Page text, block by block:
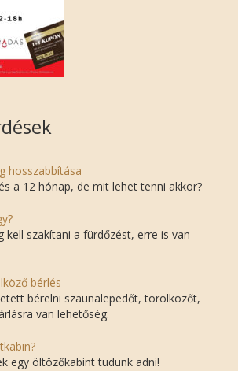
hosszabbítása
a 12 hónap, de mit lehet tenni akkor?
kell szakítani a fürdőzést, erre is van
bérlés
bérelni szaunalepedőt, törölközőt,
van lehetőség.
egy öltözőkabint tudunk adni!